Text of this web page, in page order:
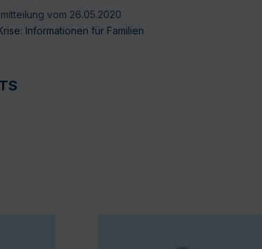
vom 26.05.2020
Informationen für Familien